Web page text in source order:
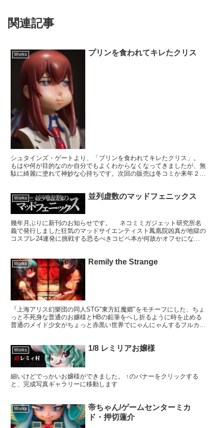
関連記事
Works プリンを食われてキレたクリス
シュタインズ・ゲートより、「プリンを食われてキレたクリス」。
もはや何が目的なのか自分でもよくわからなくなってきましたが、無
駄に綺麗に塗れて神妙な心持ちです。次回の販売は冬コミか来年２月
Works 並列虚数のマッドフェニックス
幾年月ぶりに新刊のお知らせです。 ネコミミガジェット研究所名
義で発行しました狂気のマッドサイエンティスト鳳凰院凶真が地獄の
コスプレ24連発に挑戦する恐るべきコピペ本が何故かオフセになり
Works Remily the Strange
『上海アリス幻樂団の同人STG"東方紅魔郷"をモチーフにした、ちょ
っと不死身な普通のお嬢様とHBの鉛筆をへし折るように時を止める
普通のメイド少女がちょっと赤黒い世界でにゃんにゃんするフルカラ
Works 1/8 レミリアお嬢様
細いけどでっかいお嬢様ができました。 ↑のバナーをクリックする
と、完成写真ギャラリーに移動します
Works
帝ちゃん/ゲームセンターミカ
ド・押切蓮介